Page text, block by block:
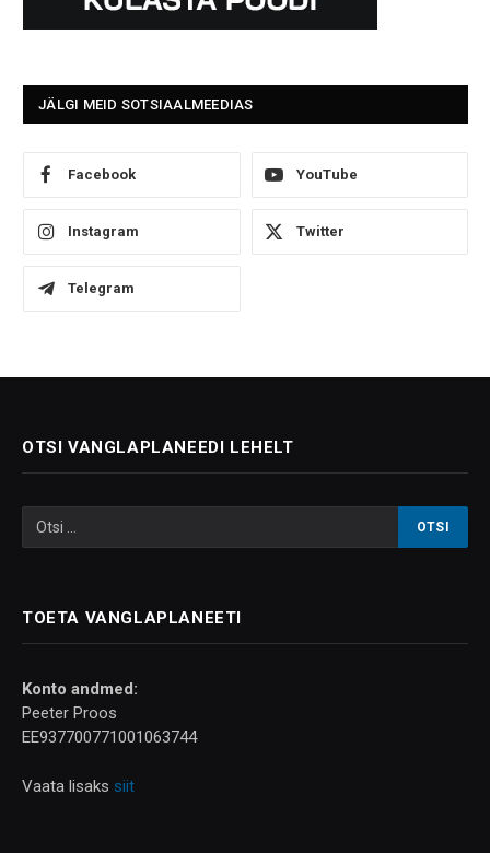
JÄLGI MEID SOTSIAALMEEDIAS
Facebook YouTube
Instagram Twitter
Telegram
OTSI VANGLAPLANEEDI LEHELT
TOETA VANGLAPLANEETI
Konto andmed:
Peeter Proos
EE937700771001063744
Vaata lisaks siit